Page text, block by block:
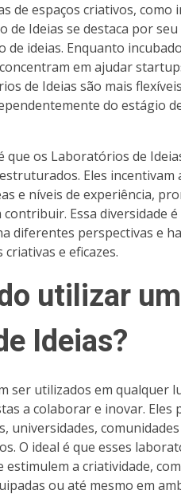
de espaços criativos, como
de Ideias se destaca por
de ideias. Enquanto
em ajudar
de Ideias são mais
do estágio
os Laboratórios de
Eles incentivam
e níveis de experiência,
Essa diversidade
diferentes perspectivas e
e eficazes.
utilizar um
Ideias?
ser utilizados em qualquer
a colaborar e inovar. Eles
universidades,
O ideal é que esses
a criatividade,
ou até mesmo em